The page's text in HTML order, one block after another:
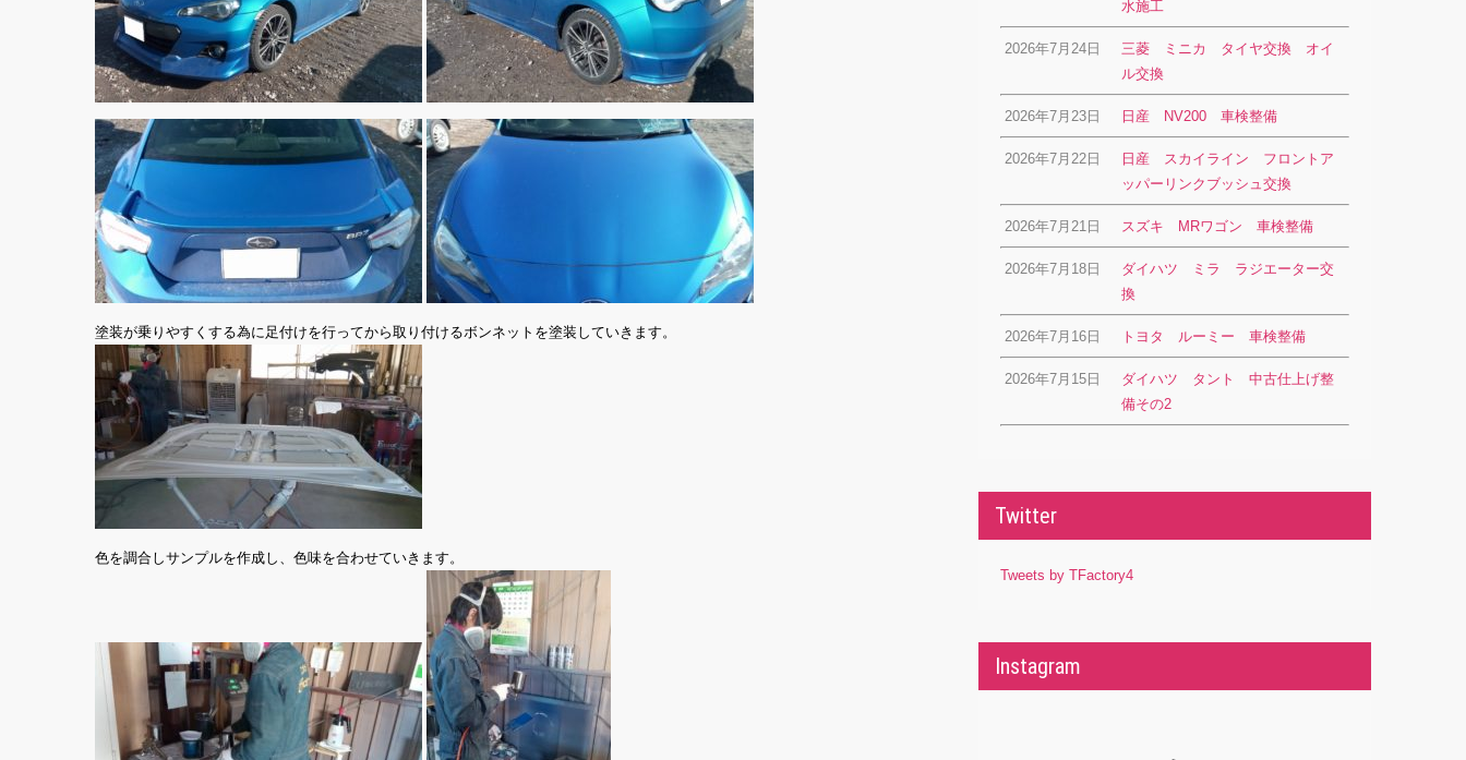
塗装が乗りやすくする為に足付けを行ってから取り付けるボンネットを塗装していきます。
色を調合しサンプルを作成し、色味を合わせていきます。
水施工
2026年7月24日
三菱 ミニカ タイヤ交換 オイ
ル交換
2026年7月23日 日産 NV200 車検整備
2026年7月22日
日産 スカイライン フロントア
ッパーリンクブッシュ交換
2026年7月21日 スズキ MRワゴン 車検整備
2026年7月18日
ダイハツ ミラ ラジエーター交
換
2026年7月16日 トヨタ ルーミー 車検整備
2026年7月15日
ダイハツ タント 中古仕上げ整
備その2
Twitter
Tweets by TFactory4
Instagram